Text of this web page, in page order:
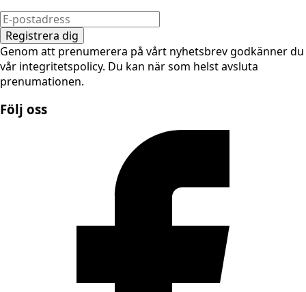
Registrera dig
Genom att prenumerera på vårt nyhetsbrev godkänner du
vår integritetspolicy. Du kan när som helst avsluta
prenumationen.
Följ oss